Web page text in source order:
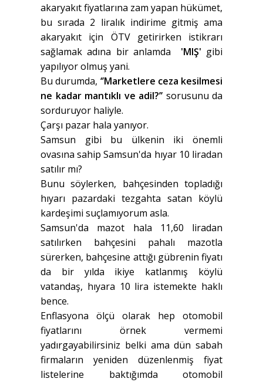
akaryakıt fiyatlarına zam yapan hükümet,
bu sırada 2 liralık indirime gitmiş ama
akaryakıt için ÖTV getirirken istikrarı
sağlamak adına bir anlamda 'MIŞ' gibi
yapılıyor olmuş yani.
Bu durumda, ‘’Marketlere ceza kesilmesi
ne kadar mantıklı ve adil?’’ sorusunu da
sorduruyor haliyle.
Çarşı pazar hala yanıyor.
Samsun gibi bu ülkenin iki önemli
ovasına sahip Samsun'da hıyar 10 liradan
satılır mı?
Bunu söylerken, bahçesinden topladığı
hıyarı pazardaki tezgahta satan köylü
kardeşimi suçlamıyorum asla.
Samsun'da mazot hala 11,60 liradan
satılırken bahçesini pahalı mazotla
sürerken, bahçesine attığı gübrenin fiyatı
da bir yılda ikiye katlanmış köylü
vatandaş, hıyara 10 lira istemekte haklı
bence.
Enflasyona ölçü olarak hep otomobil
fiyatlarını örnek vermemi
yadırgayabilirsiniz belki ama dün sabah
firmaların yeniden düzenlenmiş fiyat
listelerine baktığımda otomobil